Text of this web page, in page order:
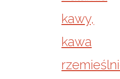
kawy,
kawa